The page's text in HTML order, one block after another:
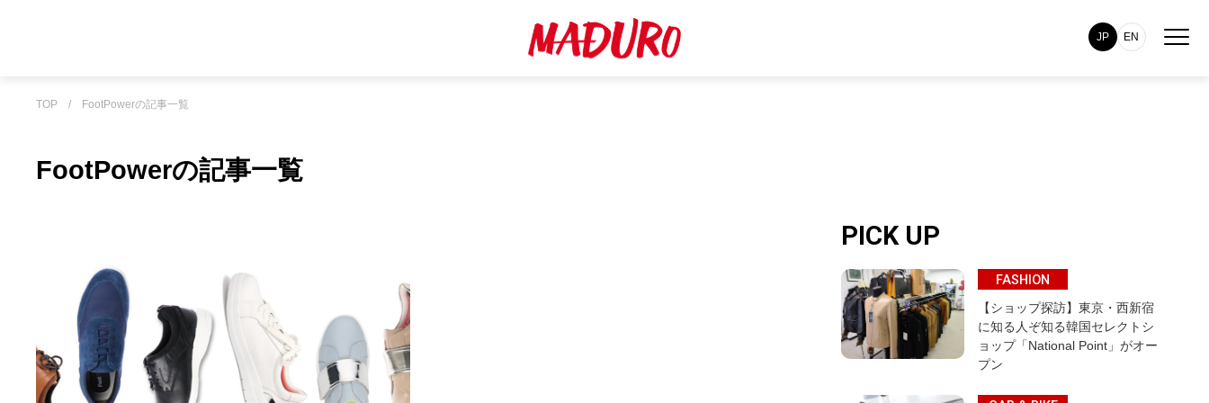
JP EN
TOP / FootPowerの記事一覧
FootPowerの記事一覧
PICK UP
FASHION
【ショップ探訪】東京・西新宿
に知る人ぞ知る韓国セレクトシ
ョップ「National Point」がオー
プン